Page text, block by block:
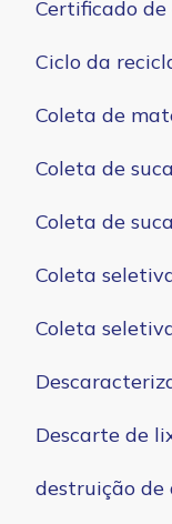
Certificado
Ciclo da
Coleta de
Coleta de
Coleta de
Coleta
Coleta
Descarte de
destruição de